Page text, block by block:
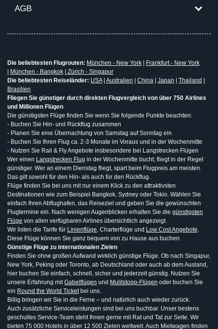
AGB
Die beliebtesten Flugrouten: München - New York
Frankfurt - New York
München - Bangkok
Zürich - Singapur
Die beliebtesten Reiseländer: USA| Australien China Japan Thailand
Brasilien
Fliegen Sie günstiger durch direkten Flugvergleich von über 750 Airlines
und Millionen Flügen
Die günstigsten Flüge finden Sie wenn Sie folgende Punkte beachten:
- Buchen Sie Hin- und Rückflug zusammen
- Planen Sie eine Übernachtung von Samstag auf Sonntag ein
- Buchen Sie Ihren Flug ca. 2-3 Monate im Voraus und in der Wochenmitte
- Nutzen Sie Rail & Fly Angebote insbesondere bei Langstrecken Flügen
Wer einen Langstrecken Flug in der Wochenmitte bucht, fliegt in der Regel
günstiger. Wer an einem Dienstag fliegt, spart beim Flugpreis am meisten.
Das gilt sowohl für den Hin- als auch für den Rückflug.
Flüge finden Sie bei uns mit nur einem Klick zu den attraktivsten
Destinationen wie zum Beispiel Bangkok, Sydney oder Tokio. Wählen Sie
einfach Ihren Abflughafen, das Reiseziel und geben Sie die gewünschten
Flugtermine ein. Nach wenigen Augenblicken erhalten Sie die günstigsten
Flüge von allen verfügbaren Airlines übersichtlich angezeigt.
Wir listen die Tarife für Linienflüge, Charterflüge und Low Cost Angebote.
Diese Flüge können Sie ganz bequem von zu Hause aus buchen.
Günstige Flüge zu internationalen Zielen
Finden Sie ohne großen Aufwand wirklich günstige Flüge. Ob nach Singapur,
New York, Peking oder Toronto, ab Deutschland oder auch ab dem Ausland,
hier buchen Sie einfach, schnell, sicher und jederzeit günstig. Nutzen Sie
unsere Erfahrung mitGabelflügen und Mulitstopp-Flügen oder buchen Sie
ein Round the World Ticketbei uns.
Billig bringen wir Sie in die Ferne – und natürlich auch wieder zurück.
Auch zusätzliche Serviceleistungen sind bei uns buchbar. Unser bestens
geschultes Service-Team steht Ihnen gerne mit Rat und Tat zur Seite. Wir
bieten 75 000 Hotels in über 12 500 Zielen weltweit. Auch Mietwagen finden